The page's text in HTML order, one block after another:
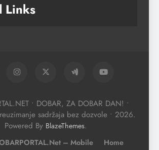
Links
• DOBAR, ZA DOBAR DAN! •
sadržaja bez dozvole • 2026.
Powered By BlazeThemes.
– Mobile
Home